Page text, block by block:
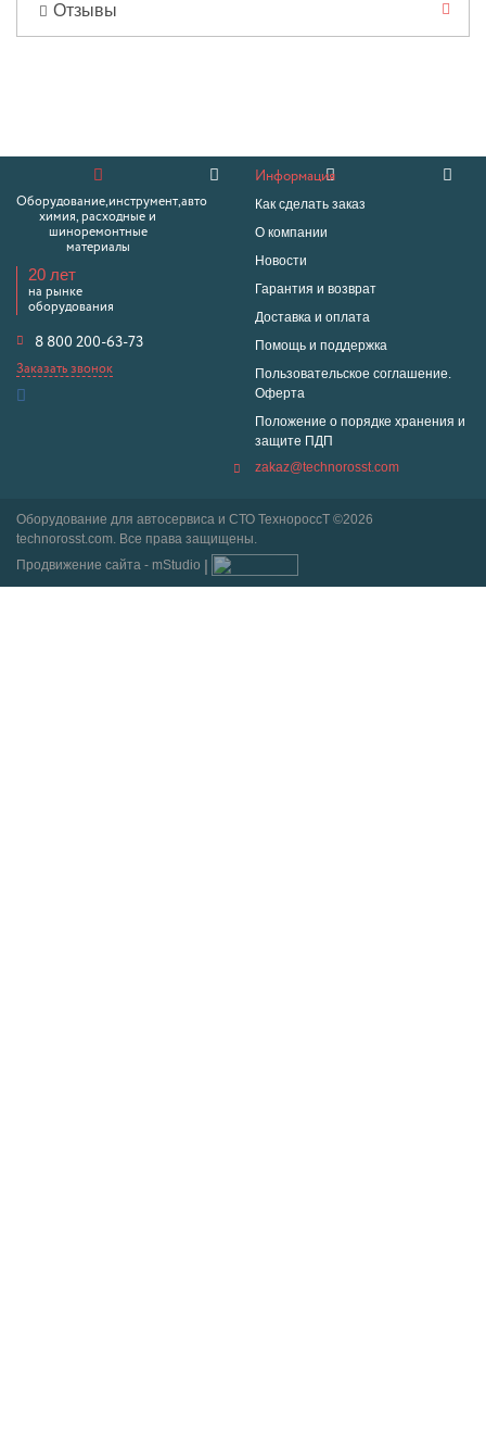
Отзывы
Оборудование,инструмент,авто
химия, расходные и
шиноремонтные
материалы
20 лет
на рынке
оборудования
8 800 200-63-73
Заказать звонок
Информация
Как сделать заказ
О компании
Новости
Гарантия и возврат
Доставка и оплата
Помощь и поддержка
Пользовательское соглашение.
Оферта
Положение о порядке хранения и
защите ПДП
zakaz@technorosst.com
Оборудование для автосервиса и СТО ТехнороссТ ©2026
technorosst.com. Все права защищены.
Продвижение сайта - mStudio